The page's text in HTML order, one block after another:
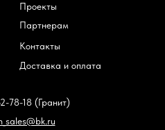
Контакты
Партнерам
Проекты
Доставка и оплата
78-18 (Гранит)